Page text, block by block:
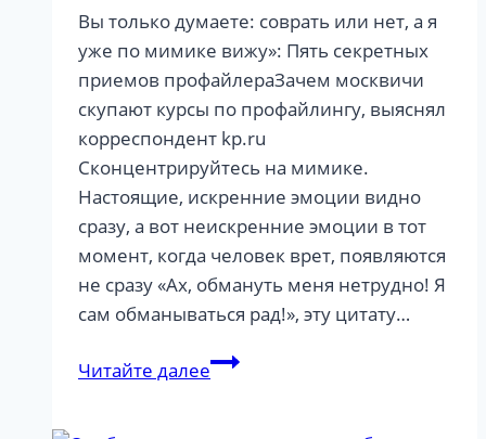
с
профайлером
Крутилиным
Алексеем
Вы только думаете: соврать или нет, а я
уже по мимике вижу»: Пять секретных
приемов профайлераЗачем москвичи
скупают курсы по профайлингу, выяснял
корреспондент kp.ru
Сконцентрируйтесь на мимике.
Настоящие, искренние эмоции видно
сразу, а вот неискренние эмоции в тот
момент, когда человек врет, появляются
не сразу «Ах, обмануть меня нетрудно! Я
сам обманываться рад!», эту цитату…
Читайте далееПять